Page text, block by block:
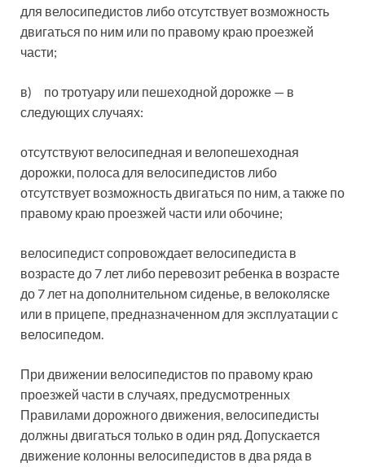
для велосипедистов либо отсутствует возможность
двигаться по ним или по правому краю проезжей
части;
в) по тротуару или пешеходной дорожке — в
следующих случаях:
отсутствуют велосипедная и велопешеходная
дорожки, полоса для велосипедистов либо
отсутствует возможность двигаться по ним, а также по
правому краю проезжей части или обочине;
велосипедист сопровождает велосипедиста в
возрасте до 7 лет либо перевозит ребенка в возрасте
до 7 лет на дополнительном сиденье, в велоколяске
или в прицепе, предназначенном для эксплуатации с
велосипедом.
При движении велосипедистов по правому краю
проезжей части в случаях, предусмотренных
Правилами дорожного движения, велосипедисты
должны двигаться только в один ряд. Допускается
движение колонны велосипедистов в два ряда в